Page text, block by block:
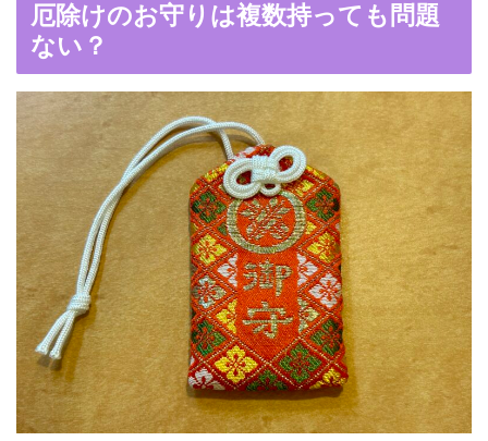
厄除けのお守りは複数持っても問題
ない？